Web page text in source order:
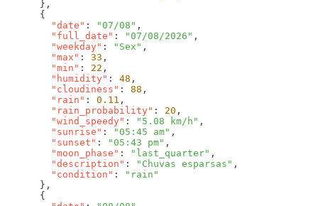
        "date"
: "07/08"
        "full_date"
: "07/08/2026"
        "weekday"
: "Sex"
        "max"
: 33
        "min"
: 22
        "humidity"
: 48
        "cloudiness"
: 88
        "rain"
: 0.11
        "rain_probability"
: 20
        "wind_speedy"
: "5.08 km/h"
        "sunrise"
: "05:45 am"
        "sunset"
: "05:43 pm"
        "moon_phase"
: "last_quarter"
        "description"
: "Chuvas esparsas"
        "condition"
: